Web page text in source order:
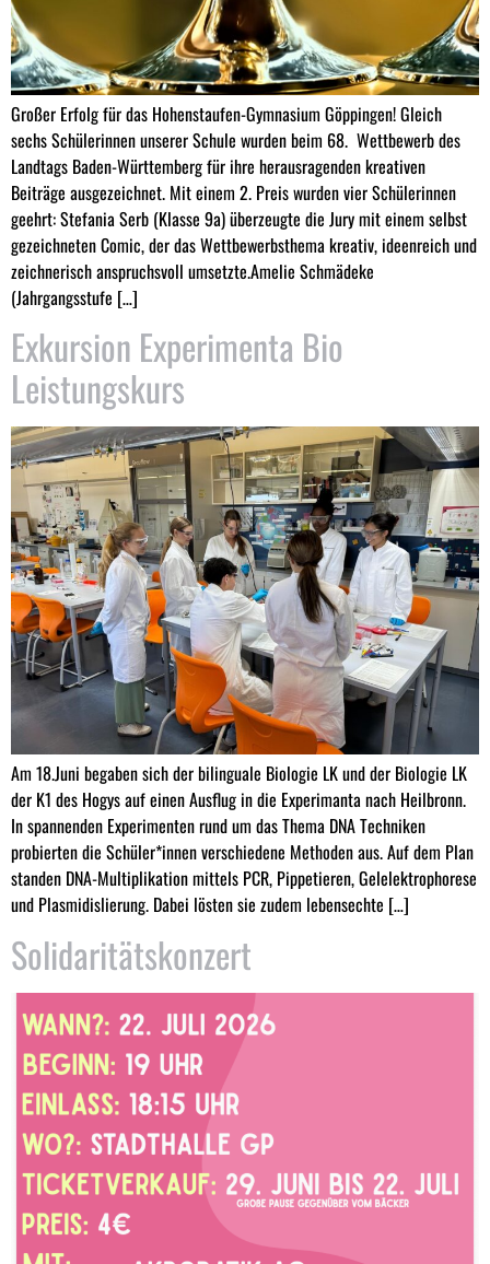
Großer Erfolg für das Hohenstaufen-Gymnasium Göppingen! Gleich
sechs Schülerinnen unserer Schule wurden beim 68. Wettbewerb des
Landtags Baden-Württemberg für ihre herausragenden kreativen
Beiträge ausgezeichnet. Mit einem 2. Preis wurden vier Schülerinnen
geehrt: Stefania Serb (Klasse 9a) überzeugte die Jury mit einem selbst
gezeichneten Comic, der das Wettbewerbsthema kreativ, ideenreich und
zeichnerisch anspruchsvoll umsetzte.Amelie Schmädeke
(Jahrgangsstufe […]
Exkursion Experimenta Bio
Leistungskurs
Am 18.Juni begaben sich der bilinguale Biologie LK und der Biologie LK
der K1 des Hogys auf einen Ausflug in die Experimanta nach Heilbronn.
In spannenden Experimenten rund um das Thema DNA Techniken
probierten die Schüler*innen verschiedene Methoden aus. Auf dem Plan
standen DNA-Multiplikation mittels PCR, Pippetieren, Gelelektrophorese
und Plasmidislierung. Dabei lösten sie zudem lebensechte […]
Solidaritätskonzert